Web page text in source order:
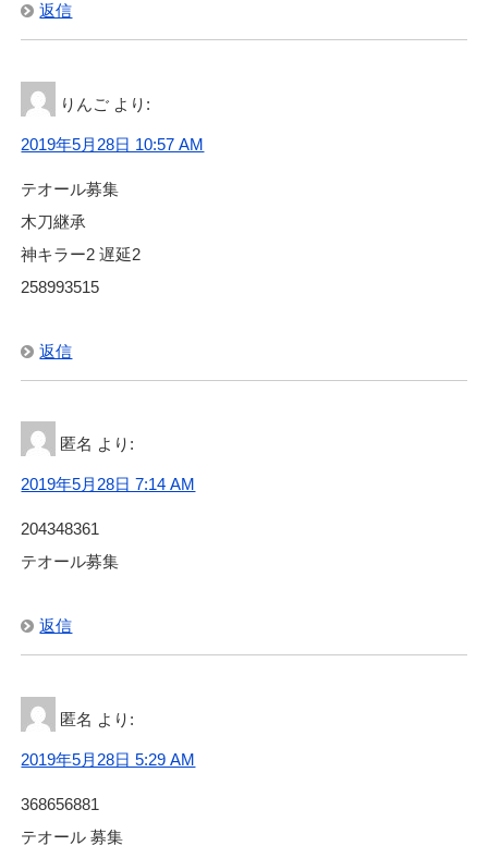
返信
りんご より:
2019年5月28日 10:57 AM
テオール募集
木刀継承
神キラー2 遅延2
258993515
返信
匿名 より:
2019年5月28日 7:14 AM
204348361
テオール募集
返信
匿名 より:
2019年5月28日 5:29 AM
368656881
テオール 募集